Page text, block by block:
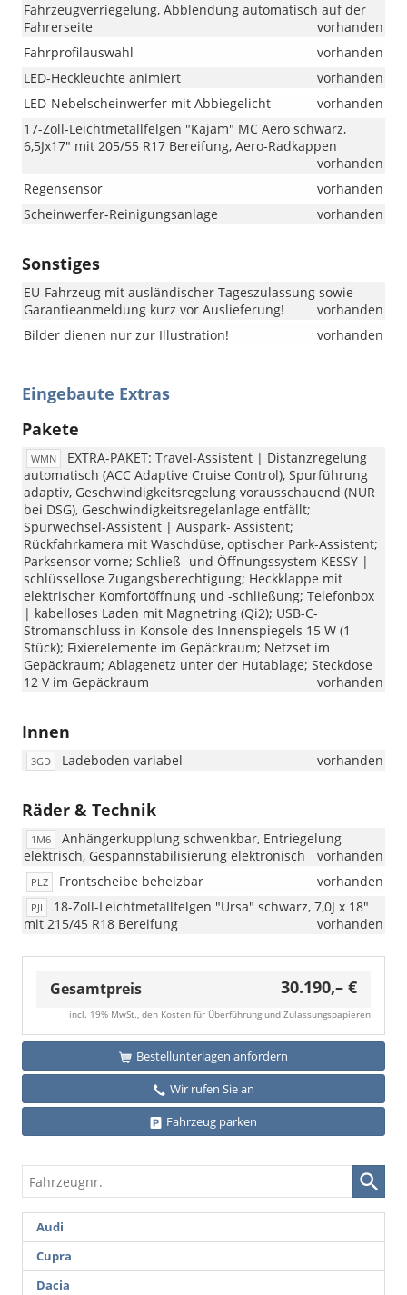
Fahrzeugverriegelung, Abblendung automatisch auf der
Fahrerseite
vorhanden
Fahrprofilauswahl
vorhanden
LED-Heckleuchte animiert
vorhanden
LED-Nebelscheinwerfer mit Abbiegelicht
vorhanden
17-Zoll-Leichtmetallfelgen "Kajam" MC Aero schwarz,
6,5Jx17" mit 205/55 R17 Bereifung, Aero-Radkappen
vorhanden
Regensensor
vorhanden
Scheinwerfer-Reinigungsanlage
vorhanden
Sonstiges
EU-Fahrzeug mit ausländischer Tageszulassung sowie
Garantieanmeldung kurz vor Auslieferung!
vorhanden
Bilder dienen nur zur Illustration!
vorhanden
Eingebaute Extras
Pakete
WMN
EXTRA-PAKET: Travel-Assistent | Distanzregelung
automatisch (ACC Adaptive Cruise Control), Spurführung
adaptiv, Geschwindigkeitsregelung vorausschauend (NUR
bei DSG), Geschwindigkeitsregelanlage entfällt;
Spurwechsel-Assistent | Auspark- Assistent;
Rückfahrkamera mit Waschdüse, optischer Park-Assistent;
Parksensor vorne; Schließ- und Öffnungssystem KESSY |
schlüssellose Zugangsberechtigung; Heckklappe mit
elektrischer Komfortöffnung und -schließung; Telefonbox
| kabelloses Laden mit Magnetring (Qi2); USB-C-
Stromanschluss in Konsole des Innenspiegels 15 W (1
Stück); Fixierelemente im Gepäckraum; Netzset im
Gepäckraum; Ablagenetz unter der Hutablage; Steckdose
12 V im Gepäckraum
vorhanden
Innen
3GD Ladeboden variabel vorhanden
Räder & Technik
1M6
Anhängerkupplung schwenkbar, Entriegelung
elektrisch, Gespannstabilisierung elektronisch
vorhanden
PLZ Frontscheibe beheizbar vorhanden
PJI
18-Zoll-Leichtmetallfelgen "Ursa" schwarz, 7,0J x 18"
mit 215/45 R18 Bereifung
vorhanden
Gesamtpreis 30.190,– €
incl. 19% MwSt., den Kosten für Überführung und Zulassungspapieren
Bestellunterlagen anfordern
Wir rufen Sie an
Fahrzeug parken
Fahrzeugnr.
Audi
Cupra
Dacia